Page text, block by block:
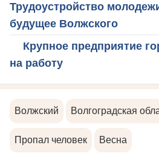
Трудоустройство
будущее Волжского
Крупное предприятие
на работу
Волжский Волгоградская
Пропал человек Весна